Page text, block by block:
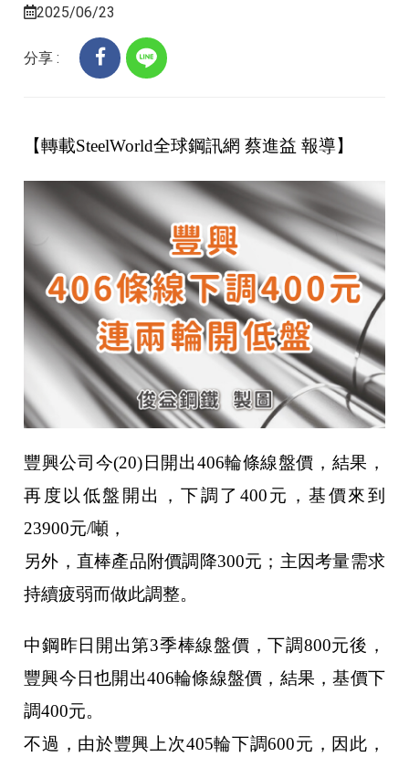
2025/06/23
分享 :
【轉載SteelWorld全球鋼訊網 蔡進益 報導】
豐興公司今(20)日開出406輪條線盤價，結果，
再度以低盤開出，下調了400元，基價來到
23900元/噸，
另外，直棒產品附價調降300元；主因考量需求
持續疲弱而做此調整。
中鋼昨日開出第3季棒線盤價，下調800元後，
豐興今日也開出406輪條線盤價，結果，基價下
調400元。
不過，由於豐興上次405輪下調600元，因此，